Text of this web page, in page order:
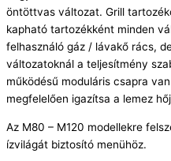
öntöttvas változat. Grill
kapható tartozékként minden
felhasználó gáz / lávakő rács,
változatoknál a teljesítmény
működésű moduláris csapra
megfelelően igazítsa a lemez
Az M80 – M120 modellekre
ízvilágát biztosító menühöz.